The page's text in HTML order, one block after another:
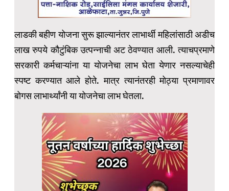
लाडकी बहीण योजना सुरू झाल्यानंतर लाभार्थी महिलांसाठी अडीच
लाख रुपये कौटुंबिक उत्पन्नाची अट ठेवण्यात आली. त्याचप्रमाणे
सरकारी कर्मचाऱ्यांना या योजनेचा लाभ घेता येणार नसल्याचेही
स्पष्ट करण्यात आले होते. मात्र त्यानंतरही मोठ्या प्रमाणावर
बोगस लाभार्थ्यांनी या योजनेचा लाभ घेतला.